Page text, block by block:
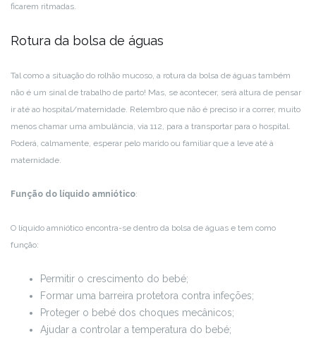
ficarem ritmadas.
Rotura da bolsa de águas
Tal como a situação do rolhão mucoso, a rotura da bolsa de águas também
não é um sinal de trabalho de parto! Mas, se acontecer, será altura de pensar
ir até ao hospital/maternidade. Relembro que não é preciso ir a correr, muito
menos chamar uma ambulância, via 112, para a transportar para o hospital.
Poderá, calmamente, esperar pelo marido ou familiar que a leve até à
maternidade.
Função do líquido amniótico:
O líquido amniótico encontra-se dentro da bolsa de águas e tem como
função:
Permitir o crescimento do bebé;
Formar uma barreira protetora contra infeções;
Proteger o bebé dos choques mecânicos;
Ajudar a controlar a temperatura do bebé;